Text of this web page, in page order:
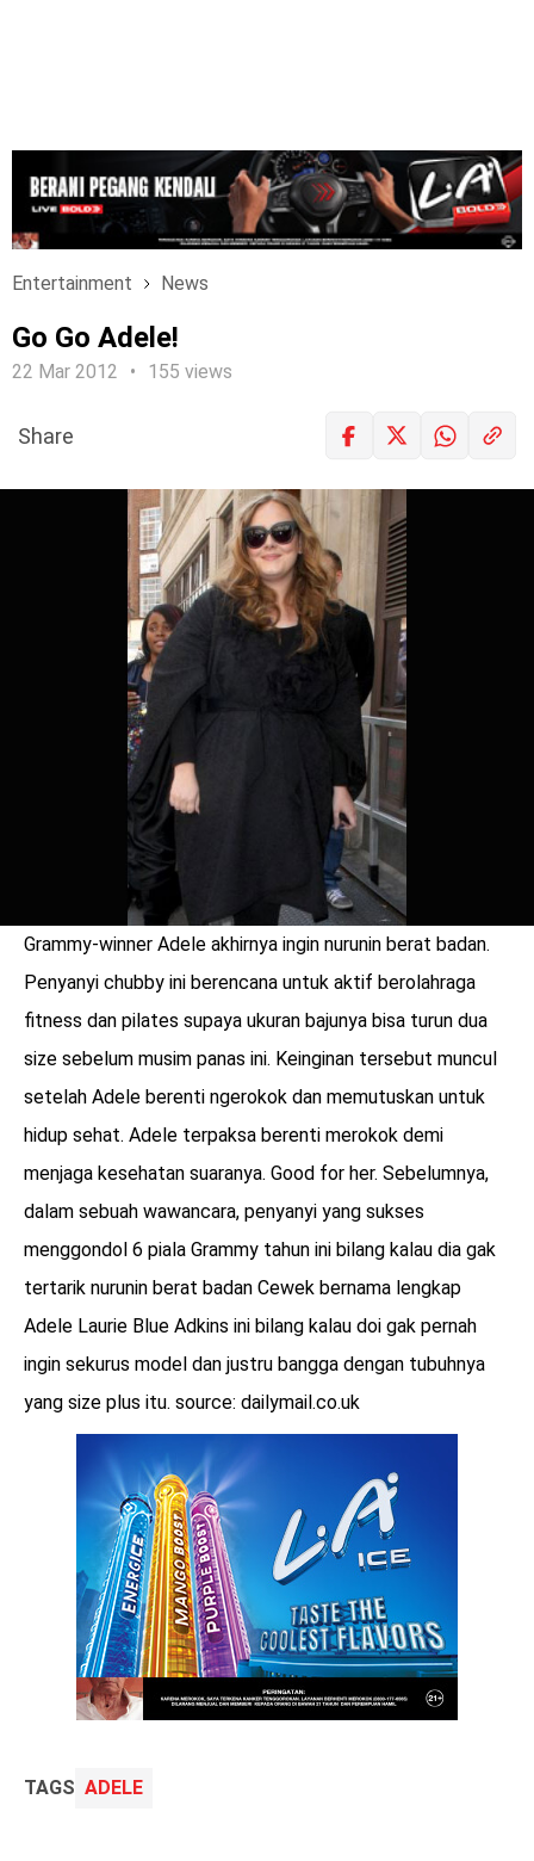
Entertainment News
Go Go Adele!
22 Mar 2012 155 views
benefit
menarik
LOGIN
Share
Grammy-winner Adele akhirnya ingin nurunin berat badan.
Penyanyi chubby ini berencana untuk aktif berolahraga
fitness dan pilates supaya ukuran bajunya bisa turun dua
size sebelum musim panas ini. Keinginan tersebut muncul
setelah Adele berenti ngerokok dan memutuskan untuk
hidup sehat. Adele terpaksa berenti merokok demi
menjaga kesehatan suaranya. Good for her. Sebelumnya,
dalam sebuah wawancara, penyanyi yang sukses
menggondol 6 piala Grammy tahun ini bilang kalau dia gak
tertarik nurunin berat badan Cewek bernama lengkap
Adele Laurie Blue Adkins ini bilang kalau doi gak pernah
ingin sekurus model dan justru bangga dengan tubuhnya
yang size plus itu. source: dailymail.co.uk
TAGS ADELE